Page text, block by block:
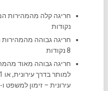
נקודות
8 נקודות
עירונית – זימון למשפט ו- 10 נקודות